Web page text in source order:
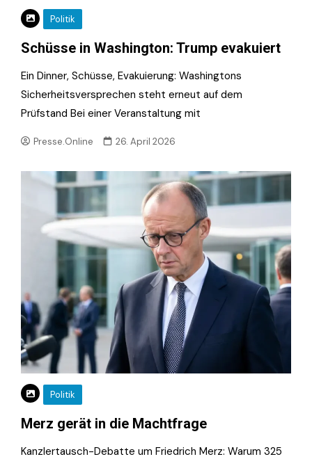
Politik
Schüsse in Washington: Trump evakuiert
Ein Dinner, Schüsse, Evakuierung: Washingtons
Sicherheitsversprechen steht erneut auf dem
Prüfstand Bei einer Veranstaltung mit
Presse.Online 26. April 2026
Politik
Merz gerät in die Machtfrage
Kanzlertausch-Debatte um Friedrich Merz: Warum 325